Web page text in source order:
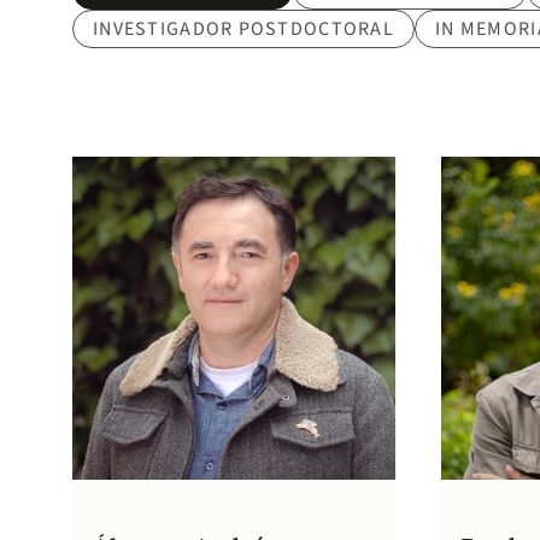
Categoría de profesor
INVESTIGADOR POSTDOCTORAL
IN